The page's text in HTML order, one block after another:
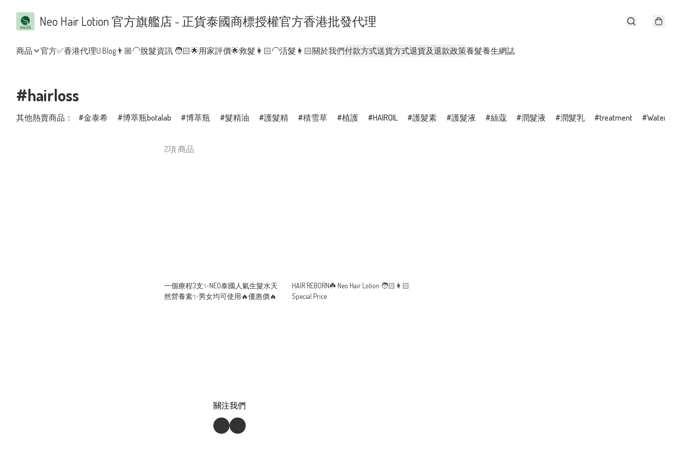
Neo Hair Lotion 官方旗艦店 - 正貨泰國商標授權官方香港批發代理
商品 官方✅香港代理U Blog👨🏼‍🦲脫髮資訊 🧑🏻🌟用家評價🌟救髮👩🏻‍🦲活髮👩🏻關於我們付款方式送貨方式退貨及退款政策養髮養生網誌
#hairloss
其他熱賣商品： 金泰希 博萃瓶botalab 博萃瓶 髮精油 護髮精 積雪草 植護 HAIROIL 護髮素 護髮液 絲蔻 潤髮液 潤髮乳 treatment
2項 商品
一個療程3支✨NEO泰國人氣生髮水天
然營養素✨男女均可使用🔥優惠價🔥
HAIR REBORN☘️ Neo Hair Lotion 🧑🏻👩🏻
Special Price
關注我們